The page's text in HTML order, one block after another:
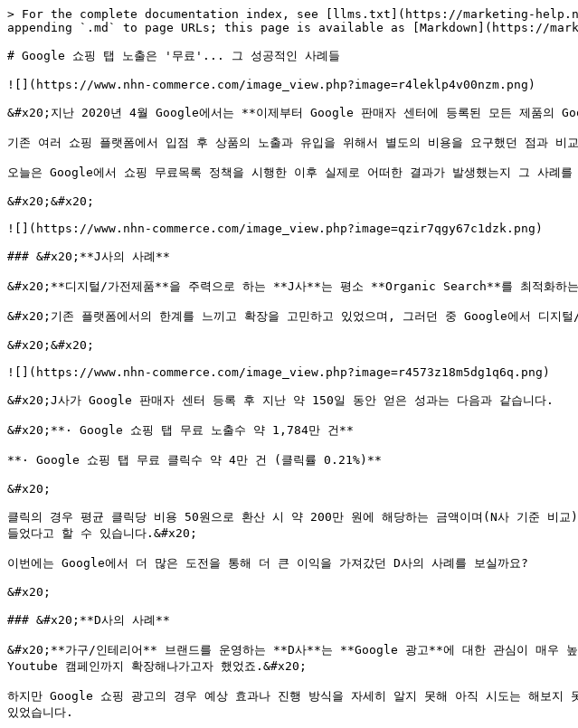
> For the complete documentation index, see [llms.txt](https://marketing-
appending `.md` to page URLs; this page is available as [Markdown](https://
# Google 쇼핑 탭 노출은 '무료'... 그 성공적인 사례들
![](https://www.nhn-commerce.com/image_view.php?image=r4leklp4v00nzm.png)
&#x20;지난 2020년 4월 Google에서는 **이제부터 Google 판매자 센터에 등록된 모든 제품의
기존 여러 쇼핑 플랫폼에서 입점 후 상품의 노출과 유입을 위해서 별도의 비용을 요구했던 점과
오늘은 Google에서 쇼핑 무료목록 정책을 시행한 이후 실제로 어떠한 결과가 발생했는지 그 사례
&#x20;&#x20;
![](https://www.nhn-commerce.com/image_view.php?image=qzir7qgy67c1dzk.png)
### &#x20;**J사의 사례**
&#x20;**디지털/가전제품**을 주력으로 하는 **J사**는 평소 **Organic Search**를 최적화하는
&#x20;기존 플랫폼에서의 한계를 느끼고 확장을 고민하고 있었으며, 그러던 중 Google에서 디지
&#x20;&#x20;
![](https://www.nhn-commerce.com/image_view.php?image=r4573z18m5dg1q6q.png)
&#x20;J사가 Google 판매자 센터 등록 후 지난 약 150일 동안 얻은 성과는 다음과 같습니다.
&#x20;**· Google 쇼핑 탭 무료 노출수 약 1,784만 건**
**· Google 쇼핑 탭 무료 클릭수 약 4만 건 (클릭률 0.21%)**
&#x20;
클릭의 경우 평균 클릭당 비용 50원으로 환산 시 약 200만 원에 해당하는 금액이며(N사 기준
들었다고 할 수 있습니다.&#x20;
이번에는 Google에서 더 많은 도전을 통해 더 큰 이익을 가져갔던 D사의 사례를 보실까요?
&#x20;
### &#x20;**D사의 사례**
&#x20;**가구/인테리어** 브랜드를 운영하는 **D사**는 **Google 광고**에 대한 관심이 매우
Youtube 캠페인까지 확장해나가고자 했었죠.&#x20;
하지만 Google 쇼핑 광고의 경우 예상 효과나 진행 방식을 자세히 알지 못해 아직 시도는 해보
있었습니다.